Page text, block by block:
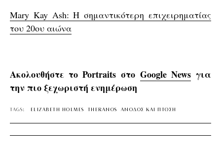
Mary Kay Ash: H σημαντικότερη επιχειρηματίας
του 20ου αιώνα
Ακολουθήστε το Portraits στο Google Newsγια
την πιο ξεχωριστή ενημέρωση
TAGS: ELIZABETH HOLMES THERANOS ΑΝΟΔΟΣ ΚΑΙ ΠΤΩΣΗ